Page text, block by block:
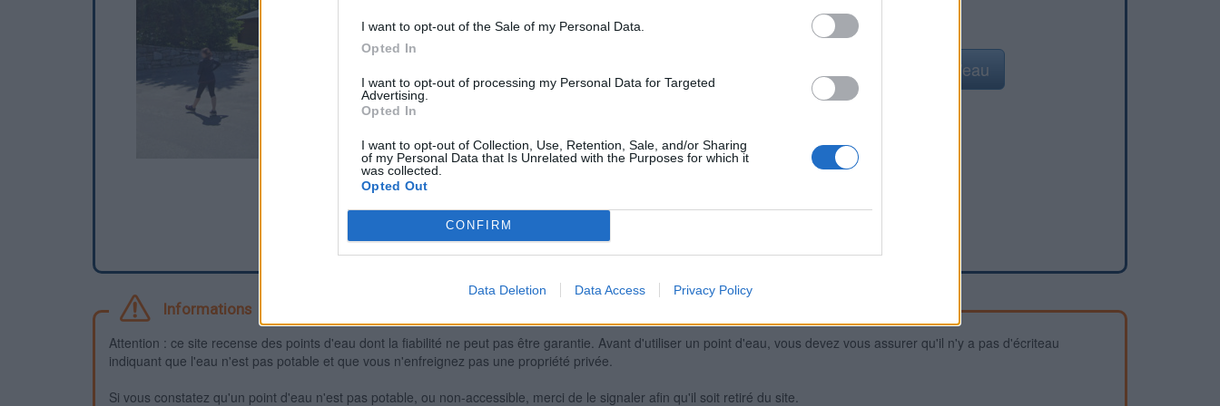
I want to opt-out of the Sale of my Personal Data.
Opted In
I want to opt-out of processing my Personal Data for Targeted
Advertising.
Opted In
I want to opt-out of Collection, Use, Retention, Sale, and/or Sharing
of my Personal Data that Is Unrelated with the Purposes for which it
was collected.
Opted Out
CONFIRM
Data Deletion Data Access Privacy Policy
Ajouter un point d'eau
Informations
Attention : ce site recense des points d'eau dont la fiabilité ne peut pas être garantie. Avant d'utiliser un point d'eau, vous devez vous assurer qu'il n'y a pas d'écriteau
indiquant que l'eau n'est pas potable et que vous n'enfreignez pas une propriété privée.
Si vous constatez qu'un point d'eau n'est pas potable, ou non-accessible, merci de le signaler afin qu'il soit retiré du site.